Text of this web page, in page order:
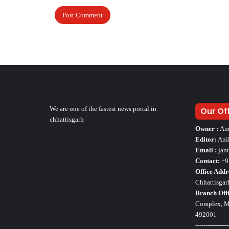
We are one of the fastest news portal in
chhattisgarh
Our
Owner :
Editor:
Email :
Contact:
Office
Branch
Complex,
492001